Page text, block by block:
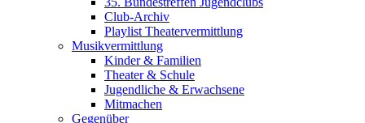
Club-Archiv
Playlist Theatervermittlung
Musikvermittlung
Kinder & Familien
Theater & Schule
Jugendliche & Erwachsene
Mitmachen
Gegenüber